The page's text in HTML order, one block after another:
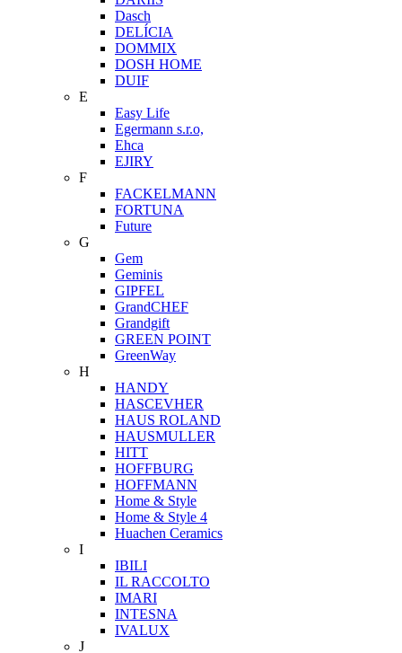
Dasch
DELÍCIA
DOMMIX
DOSH HOME
DUIF
E
Easy Life
Egermann s.r.o,
Ehca
EJIRY
F
FACKELMANN
FORTUNA
Future
G
Gem
Geminis
GIPFEL
GrandCHEF
Grandgift
GREEN POINT
GreenWay
H
HANDY
HASCEVHER
HAUS ROLAND
HAUSMULLER
HITT
HOFFBURG
HOFFMANN
Home & Style
Home & Style 4
Huachen Ceramics
I
IBILI
IL RACCOLTO
IMARI
INTESNA
IVALUX
J